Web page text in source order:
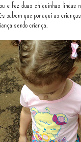
e fez duas chiquinhas lindas
sabem que por aqui as
sendo criança.